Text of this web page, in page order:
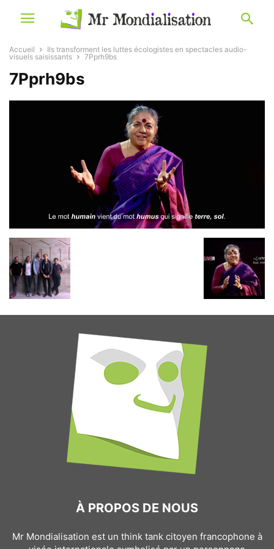
Accueil
Ils transforment les luttes écologistes en spectacles audio-
visuels saisissants
7Pprh9bs
7Pprh9bs
À PROPOS DE NOUS
Mr Mondialisation est un think tank citoyen francophone à